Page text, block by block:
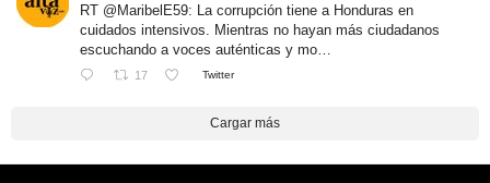
RT @MaribelE59: La corrupción tiene a Honduras en
cuidados intensivos. Mientras no hayan más ciudadanos
escuchando a voces auténticas y mo…
17 Twitter
Cargar más